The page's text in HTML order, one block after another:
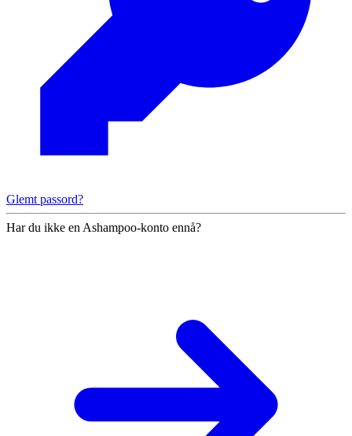
Glemt passord?
Har du ikke en Ashampoo-konto ennå?